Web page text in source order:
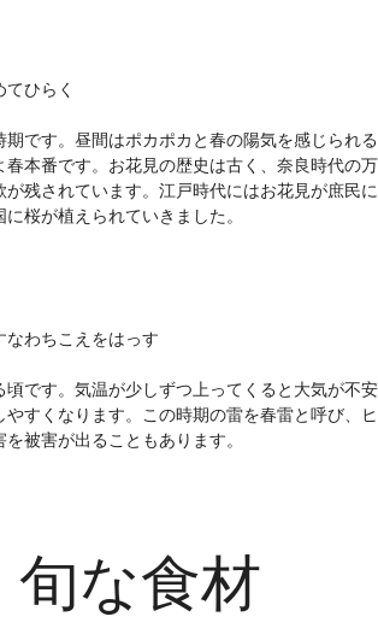
ひらく
です。昼間はポカポカと春の陽気を感じられる
春本番です。お花見の歴史は古く、奈良時代の万
残されています。江戸時代にはお花見が庶民に
桜が植えられていきました。
わちこえをはっす
です。気温が少しずつ上ってくると大気が不安
すくなります。この時期の雷を春雷と呼び、ヒ
被害が出ることもあります。
旬な食材